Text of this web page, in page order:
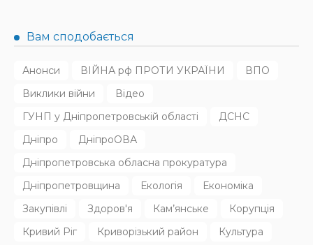
Синергія влади та служб: яка підтримка потрібна
Superadmin 31.07.2026